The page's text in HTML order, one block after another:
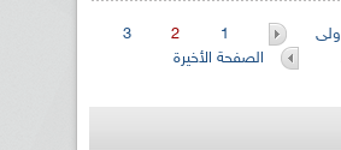
1
2
3
الصفحة الأخيرة